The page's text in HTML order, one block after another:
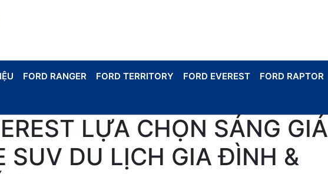
FORD RANGER FORD TERRITORY FORD EVEREST FORD RAPTOR
LỰA CHỌN SÁNG GIÁ
SUV DU LỊCH GIA ĐÌNH &